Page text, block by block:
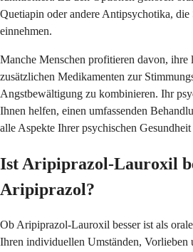
Quetiapin oder andere Antipsychotika, die
einnehmen.
Manche Menschen profitieren davon,
zusätzlichen Medikamenten zur
Angstbewältigung zu kombinieren. Ihr
Ihnen helfen, einen umfassenden
alle Aspekte Ihrer psychischen
Ist Aripiprazol-Lauroxil
Aripiprazol?
Ob Aripiprazol-Lauroxil besser ist als
Ihren individuellen Umständen, Vorlieben